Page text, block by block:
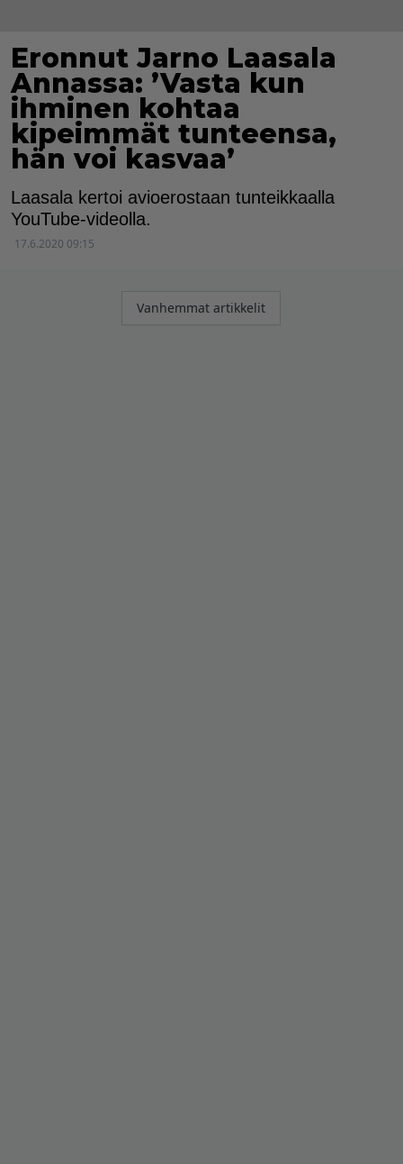
Eronnut Jarno Laasala
Annassa: ’Vasta kun
ihminen kohtaa
kipeimmät tunteensa,
hän voi kasvaa’
Laasala kertoi avioerostaan tunteikkaalla
YouTube-videolla.
17.6.2020 09:15
Artikkelien
Vanhemmat artikkelit